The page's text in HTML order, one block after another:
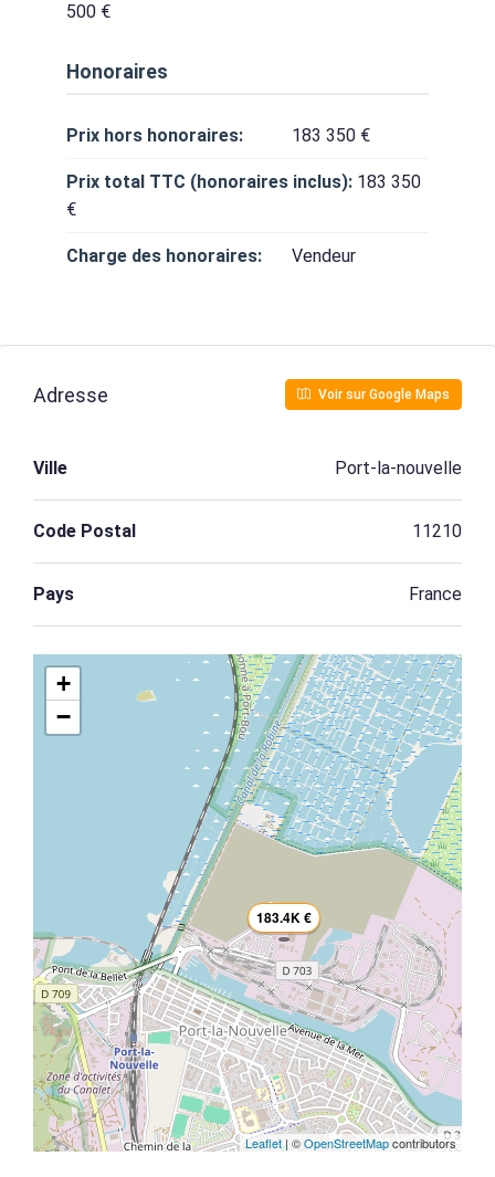
500 €
Honoraires
Prix hors honoraires: 183 350 €
Prix total TTC (honoraires inclus): 183 350
€
Charge des honoraires: Vendeur
Adresse Voir sur Google Maps
Ville Port-la-nouvelle
Code Postal 11210
Pays France
183.4K €
+
−
Leaflet| ©OpenStreetMapcontributors